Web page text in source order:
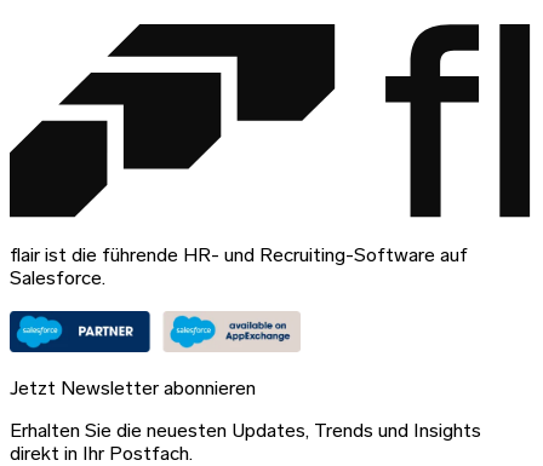
flair ist die führende HR- und Recruiting-Software auf
Salesforce.
Jetzt Newsletter abonnieren
Erhalten Sie die neuesten Updates, Trends und Insights
direkt in Ihr Postfach.